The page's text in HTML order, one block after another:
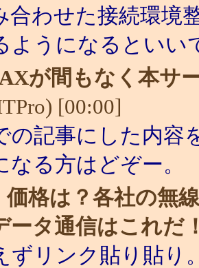
合わせた接続環境
ようになるとい
が間もなく本サ
[00:00]
記事にした内容
なる方はどぞー。
価格は？各社の無
ータ通信はこれだ
リンク貼り貼り